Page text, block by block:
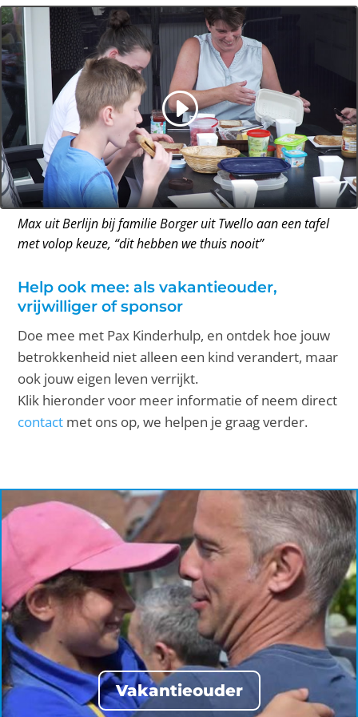
Max uit Berlijn bij familie Borger uit Twello aan een tafel
met volop keuze, “dit hebben we thuis nooit”
Help ook mee: als vakantieouder,
vrijwilliger of sponsor
Doe mee met Pax Kinderhulp, en ontdek hoe jouw
betrokkenheid niet alleen een kind verandert, maar
ook jouw eigen leven verrijkt.
Klik hieronder voor meer informatie of neem direct
contact met ons op, we helpen je graag verder.
Vakantieouder